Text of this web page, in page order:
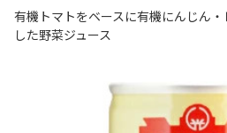
有機トマトをベースに有機にんじん
した野菜ジュース